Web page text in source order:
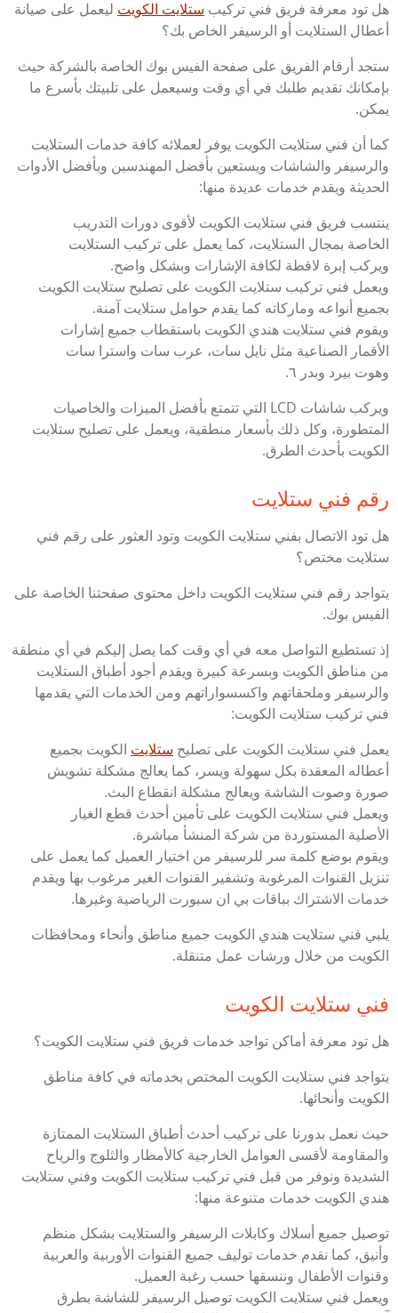
هل تود معرفة فريق فني تركيب ستلايت الكويت ليعمل على صيانة
أعطال الستلايت أو الرسيفر الخاص بك؟
ستجد أرقام الفريق على صفحة الفيس بوك الخاصة بالشركة حيث
بإمكانك تقديم طلبك في أي وقت وسيعمل على تلبيتك بأسرع ما
يمكن.
كما أن فني ستلايت الكويت يوفر لعملائه كافة خدمات الستلايت
والرسيفر والشاشات ويستعين بأفضل المهندسين وبأفضل الأدوات
الحديثة ويقدم خدمات عديدة منها:
ينتسب فريق فني ستلايت الكويت لأقوى دورات التدريب
الخاصة بمجال الستلايت، كما يعمل على تركيب الستلايت
ويركب إبرة لاقطة لكافة الإشارات وبشكل واضح.
ويعمل فني تركيب ستلايت الكويت على تصليح ستلايت الكويت
بجميع أنواعه وماركاته كما يقدم حوامل ستلايت آمنة.
ويقوم فني ستلايت هندي الكويت باستقطاب جميع إشارات
الأقمار الصناعية مثل نايل سات، عرب سات واسترا سات
وهوت بيرد وبدر ٦.
ويركب شاشات LCD التي تتمتع بأفضل الميزات والخاصيات
المتطورة، وكل ذلك بأسعار منطقية، ويعمل على تصليح ستلايت
الكويت بأحدث الطرق.
رقم فني ستلايت
هل تود الاتصال بفني ستلايت الكويت وتود العثور على رقم فني
ستلايت مختص؟
يتواجد رقم فني ستلايت الكويت داخل محتوى صفحتنا الخاصة على
الفيس بوك.
إذ تستطيع التواصل معه في أي وقت كما يصل إليكم في أي منطقة
من مناطق الكويت وبسرعة كبيرة ويقدم أجود أطباق الستلايت
والرسيفر وملحقاتهم واكسسواراتهم ومن الخدمات التي يقدمها
فني تركيب ستلايت الكويت:
يعمل فني ستلايت الكويت على تصليح ستلايت الكويت بجميع
أعطاله المعقدة بكل سهولة ويسر، كما يعالج مشكلة تشويش
صورة وصوت الشاشة ويعالج مشكلة انقطاع البث.
ويعمل فني ستلايت الكويت على تأمين أحدث قطع الغيار
الأصلية المستوردة من شركة المنشأ مباشرة.
ويقوم بوضع كلمة سر للرسيفر من اختيار العميل كما يعمل على
تنزيل القنوات المرغوبة وتشفير القنوات الغير مرغوب بها ويقدم
خدمات الاشتراك بباقات بي ان سبورت الرياضية وغيرها.
يلبي فني ستلايت هندي الكويت جميع مناطق وأنحاء ومحافظات
الكويت من خلال ورشات عمل متنقلة.
فني ستلايت الكويت
هل تود معرفة أماكن تواجد خدمات فريق فني ستلايت الكويت؟
يتواجد فني ستلايت الكويت المختص بخدماته في كافة مناطق
الكويت وأنحائها.
حيث نعمل بدورنا على تركيب أحدث أطباق الستلايت الممتازة
والمقاومة لأقسى العوامل الخارجية كالأمطار والثلوج والرياح
الشديدة ونوفر من قبل فني تركيب ستلايت الكويت وفني ستلايت
هندي الكويت خدمات متنوعة منها:
توصيل جميع أسلاك وكابلات الرسيفر والستلايت بشكل منظم
وأنيق، كما نقدم خدمات توليف جميع القنوات الأوربية والعربية
وقنوات الأطفال وننسقها حسب رغبة العميل.
ويعمل فني ستلايت الكويت توصيل الرسيفر للشاشة بطرق